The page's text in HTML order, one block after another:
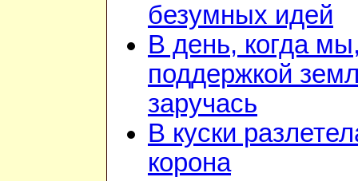
безумных идей
В день, когда
поддержкой
заручась
В куски
корона